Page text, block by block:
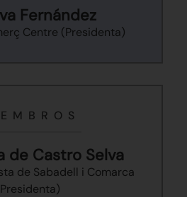
Fernández
Centre (Presidenta)
de Castro Selva
de Sabadell i Comarca